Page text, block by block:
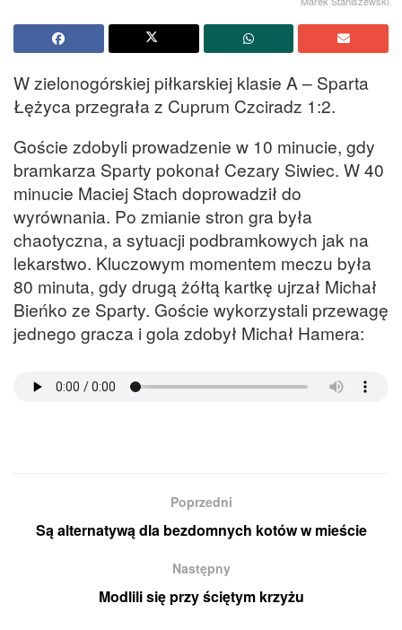
W zielonogórskiej piłkarskiej klasie A – Sparta
Łężyca przegrała z Cuprum Czciradz 1:2.
Goście zdobyli prowadzenie w 10 minucie, gdy
bramkarza Sparty pokonał Cezary Siwiec. W 40
minucie Maciej Stach doprowadził do
wyrównania. Po zmianie stron gra była
chaotyczna, a sytuacji podbramkowych jak na
lekarstwo. Kluczowym momentem meczu była
80 minuta, gdy drugą żółtą kartkę ujrzał Michał
Bieńko ze Sparty. Goście wykorzystali przewagę
jednego gracza i gola zdobył Michał Hamera:
Poprzedni
Są alternatywą dla bezdomnych kotów w mieście
Następny
Modlili się przy ściętym krzyżu